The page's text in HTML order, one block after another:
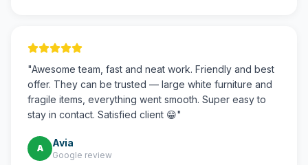
"Awesome team, fast and neat work. Friendly and best
offer. They can be trusted — large white furniture and
fragile items, everything went smooth. Super easy to
stay in contact. Satisfied client 😁"
A Avia
Google review